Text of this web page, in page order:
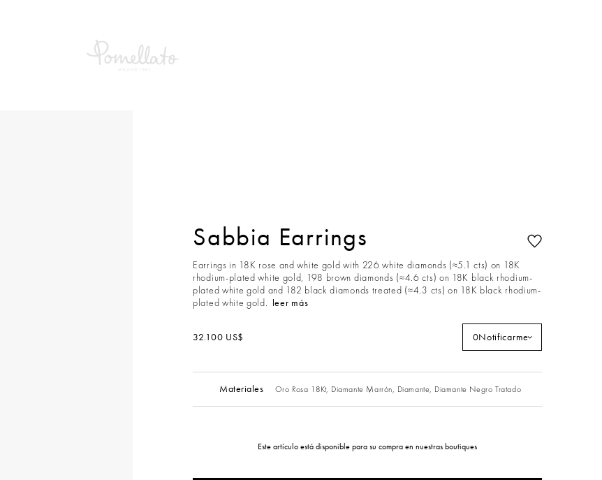
Sabbia Earrings
Earrings in 18K rose and white gold with 226 white diamonds (≈5.1 cts) on 18K
rhodium-plated white gold, 198 brown diamonds (≈4.6 cts) on 18K black rhodium-
plated white gold and 182 black diamonds treated (≈4.3 cts) on 18K black rhodium-
plated white gold. leer más
32.100 US$ 0Notificarme
Materiales Oro Rosa 18Kt, Diamante Marrón, Diamante, Diamante Negro Tratado
Este artículo está disponible para su compra en nuestras boutiques